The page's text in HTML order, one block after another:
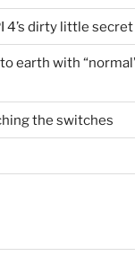
4’s dirty little secret
earth with
the switches